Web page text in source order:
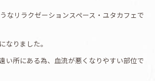
なリラクゼーションスペース・ユタカフェで
なりました。
い所にある為、血流が悪くなりやすい部位で